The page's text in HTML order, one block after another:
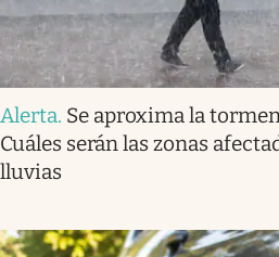
Alerta. Se aproxima la
Cuáles serán las zonas
lluvias